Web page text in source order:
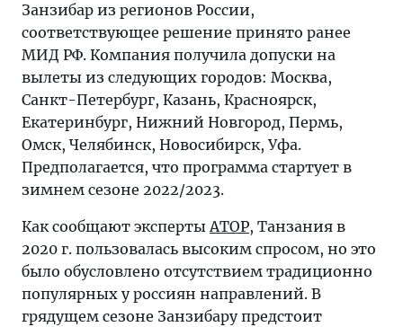
Занзибар из регионов России,
соответствующее решение принято ранее
МИД РФ. Компания получила допуски на
вылеты из следующих городов: Москва,
Санкт-Петербург, Казань, Красноярск,
Екатеринбург, Нижний Новгород, Пермь,
Омск, Челябинск, Новосибирск, Уфа.
Предполагается, что программа стартует в
зимнем сезоне 2022/2023.
Как сообщают экспертыАТОР, Танзания в
2020 г. пользовалась высоким спросом, но это
было обусловлено отсутствием традиционно
популярных у россиян направлений. В
грядущем сезоне Занзибару предстоит